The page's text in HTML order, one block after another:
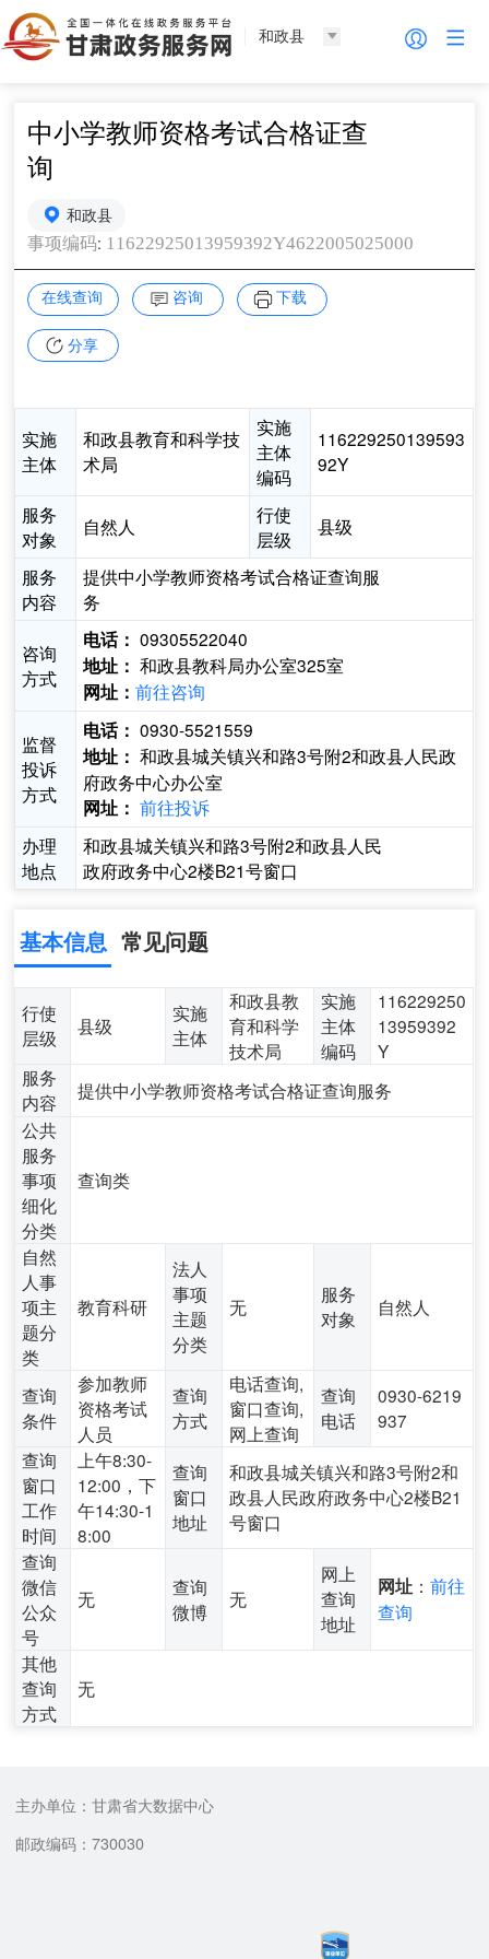
和政县
中小学教师资格考试合格证查
询
和政县
事项编码: 11622925013959392Y4622005025000
在线查询 咨询 下载
分享
实施
主体
和政县教育和科学技
术局
实施
主体
编码
116229250139593
92Y
服务
对象
自然人
行使
层级
县级
服务
内容
提供中小学教师资格考试合格证查询服
务
咨询
方式
电话： 09305522040
地址： 和政县教科局办公室325室
网址：前往咨询
监督
投诉
方式
电话： 0930-5521559
地址： 和政县城关镇兴和路3号附2和政县人民政
府政务中心办公室
网址： 前往投诉
办理
地点
和政县城关镇兴和路3号附2和政县人民
政府政务中心2楼B21号窗口
基本信息 常见问题
行使
层级
县级
实施
主体
和政县教
育和科学
技术局
实施
主体
编码
116229250
13959392
Y
服务
内容
提供中小学教师资格考试合格证查询服务
公共
服务
事项
细化
分类
查询类
自然
人事
项主
题分
类
教育科研
法人
事项
主题
分类
无
服务
对象
自然人
查询
条件
参加教师
资格考试
人员
查询
方式
电话查询,
窗口查询,
网上查询
查询
电话
0930-6219
937
查询
窗口
工作
时间
上午8:30-
12:00，下
午14:30-1
8:00
查询
窗口
地址
和政县城关镇兴和路3号附2和
政县人民政府政务中心2楼B21
号窗口
查询
微信
公众
号
无
查询
微博
无
网上
查询
地址
网址 ：前往
查询
其他
查询
方式
无
主办单位：甘肃省大数据中心
邮政编码：730030